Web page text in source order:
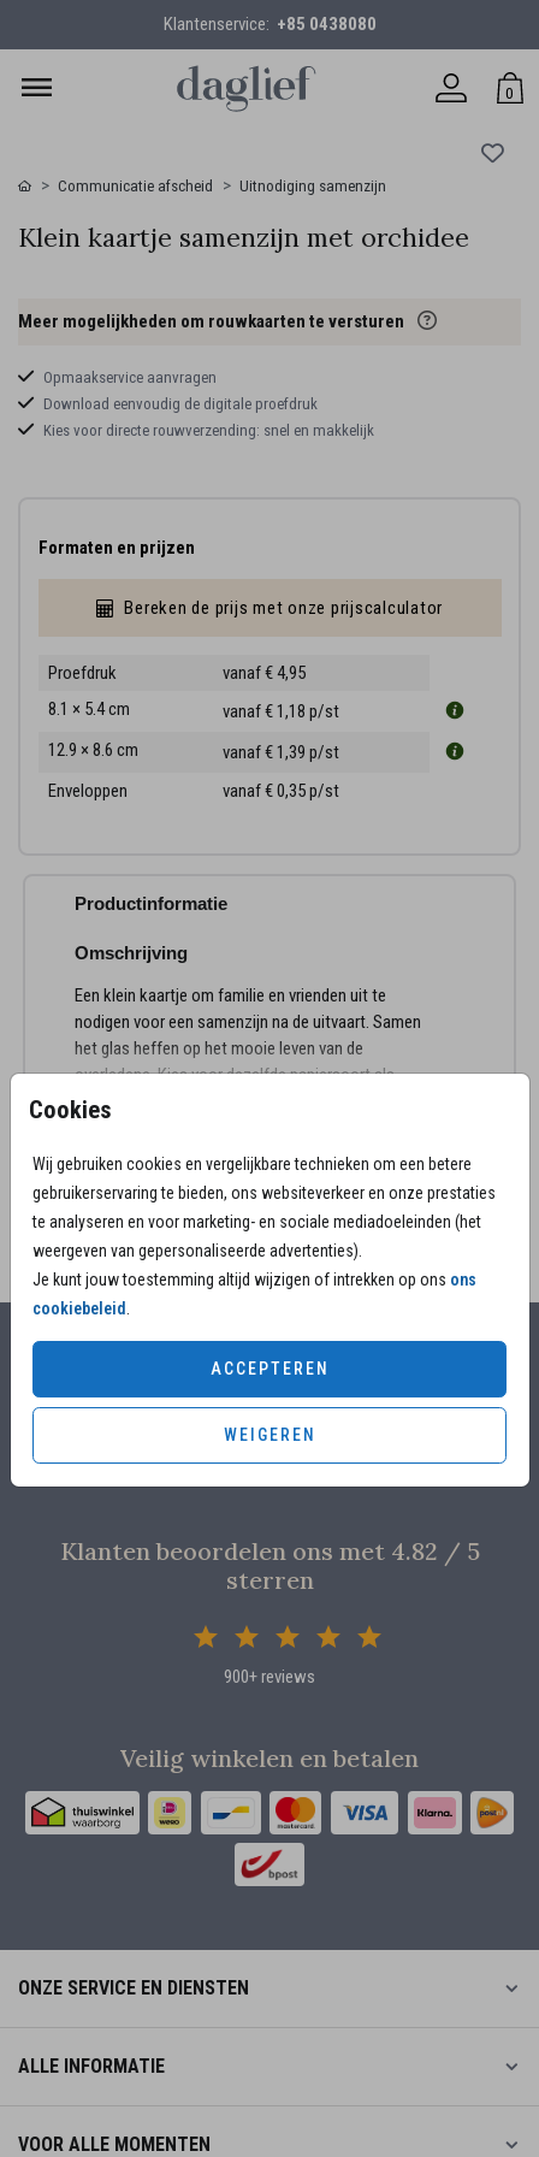
Klantenservice: +85 0438080
0
Cookies
Wij gebruiken cookies en vergelijkbare technieken om een betere
gebruikerservaring te bieden, ons websiteverkeer en onze prestaties
te analyseren en voor marketing- en sociale mediadoeleinden (het
weergeven van gepersonaliseerde advertenties).
Je kunt jouw toestemming altijd wijzigen of intrekken op ons ons
cookiebeleid.
ACCEPTEREN
WEIGEREN
Communicatie afscheid Uitnodiging samenzijn
Klein kaartje samenzijn met orchidee
Meer mogelijkheden om rouwkaarten te versturen
Opmaakservice aanvragen
Download eenvoudig de digitale proefdruk
Kies voor directe rouwverzending: snel en makkelijk
Formaten en prijzen
Bereken de prijs met onze prijscalculator
Proefdruk
vanaf € 4,95
8.1 × 5.4 cm
vanaf € 1,18 p/st
12.9 × 8.6 cm
vanaf € 1,39 p/st
Enveloppen
vanaf € 0,35p/st
Productinformatie
Omschrijving
Een klein kaartje om familie en vrienden uit te
nodigen voor een samenzijn na de uitvaart. Samen
het glas heffen op het mooie leven van de
overledene. Kies voor dezelfde papiersoort als
rouwkaart. wanneer je hebt gekozen voor biotop
grams biotop.
Alles voor jouw moment
Overleg met designers van de ontwerpstudio
Klanten beoordelen ons met 4.82 / 5
sterren
900+ reviews
Veilig winkelen en betalen
ONZE SERVICE EN DIENSTEN
ALLE INFORMATIE
VOOR ALLE MOMENTEN